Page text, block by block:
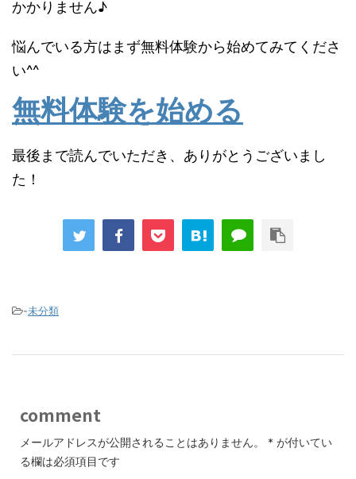
かかりません♪
悩んでいる方はまず無料体験から始めてみてくださ
い^^
無料体験を始める
最後まで読んでいただき、ありがとうございまし
た！
-未分類
comment
メールアドレスが公開されることはありません。 * が付いてい
る欄は必須項目です